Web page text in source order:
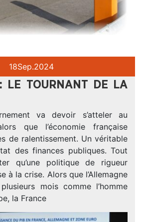
18Sep.2024
: LE TOURNANT DE LA
va devoir s’atteler au
que l’économie française
de ralentissement. Un véritable
des finances publiques. Tout
qu’une politique de rigueur
à la crise. Alors que l’Allemagne
mois comme l’homme
la France